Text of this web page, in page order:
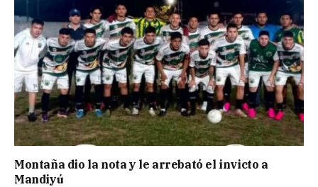
Montaña dio la nota y le arrebató el invicto a
Mandiyú